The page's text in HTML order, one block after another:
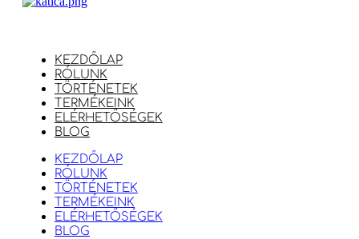
KEZDŐLAP
RÓLUNK
TÖRTÉNETEK
TERMÉKEINK
ELÉRHETŐSÉGEK
BLOG
KEZDŐLAP
RÓLUNK
TÖRTÉNETEK
TERMÉKEINK
ELÉRHETŐSÉGEK
BLOG